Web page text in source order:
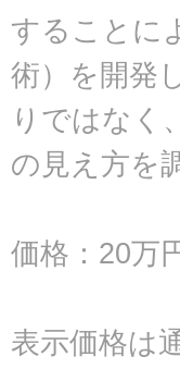
することに
術）を開発
りではなく
の見え方を
価格：20万
表示価格は